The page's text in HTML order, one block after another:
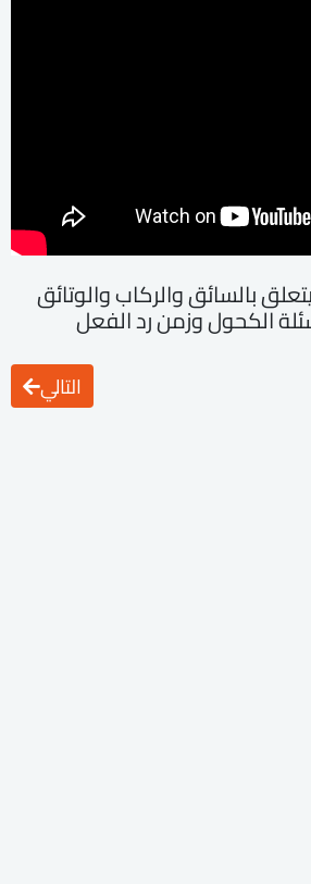
ما يتعلق بالسائق والركاب والوتائق
الكحول وزمن رد الفعل
التالي